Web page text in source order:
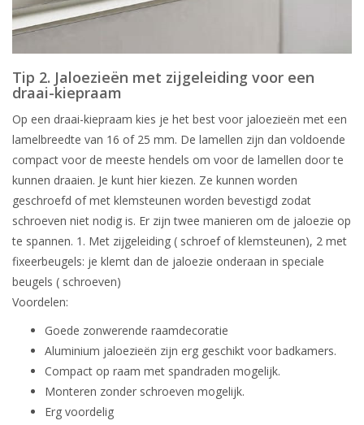
Tip 2. Jaloezieën met zijgeleiding voor een
draai-kiepraam
Op een draai-kiepraam kies je het best voor jaloezieën met een
lamelbreedte van 16 of 25 mm. De lamellen zijn dan voldoende
compact voor de meeste hendels om voor de lamellen door te
kunnen draaien. Je kunt hier kiezen. Ze kunnen worden
geschroefd of met klemsteunen worden bevestigd zodat
schroeven niet nodig is. Er zijn twee manieren om de jaloezie op
te spannen. 1. Met zijgeleiding ( schroef of klemsteunen), 2 met
fixeerbeugels: je klemt dan de jaloezie onderaan in speciale
beugels ( schroeven)
Voordelen:
Goede zonwerende raamdecoratie
Aluminium jaloezieën zijn erg geschikt voor badkamers.
Compact op raam met spandraden mogelijk.
Monteren zonder schroeven mogelijk.
Erg voordelig